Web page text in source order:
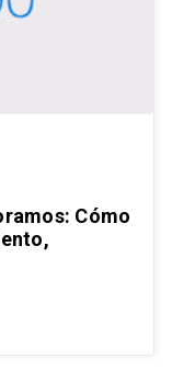
Cómo